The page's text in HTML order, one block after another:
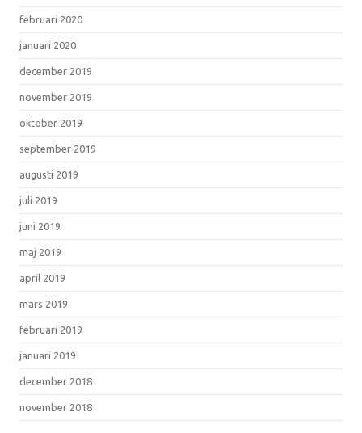
februari 2020
januari 2020
december 2019
november 2019
oktober 2019
september 2019
augusti 2019
juli 2019
juni 2019
maj 2019
april 2019
mars 2019
februari 2019
januari 2019
december 2018
november 2018